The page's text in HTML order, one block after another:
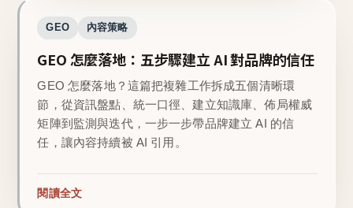
GEO 內容策略
GEO 怎麼落地：五步驟建立 AI 對品牌的信任
GEO 怎麼落地？這篇把複雜工作拆成五個清晰環
節，從資訊盤點、統一口徑、建立知識庫、佈局權威
矩陣到監測與迭代，一步一步帶品牌建立 AI 的信
任，讓內容持續被 AI 引用。
閱讀全文